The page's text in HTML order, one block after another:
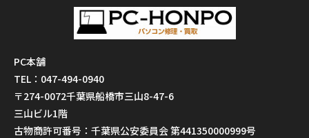
PC本舗
TEL：047-494-0940
〒274-0072千葉県船橋市三山8-47-6
三山ビル1階
古物商許可番号：千葉県公安委員会 第441350000999号